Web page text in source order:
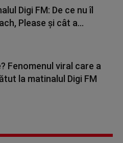
Digi FM: De ce nu îl
Please și cât a...
Fenomenul viral care a
la matinalul Digi FM